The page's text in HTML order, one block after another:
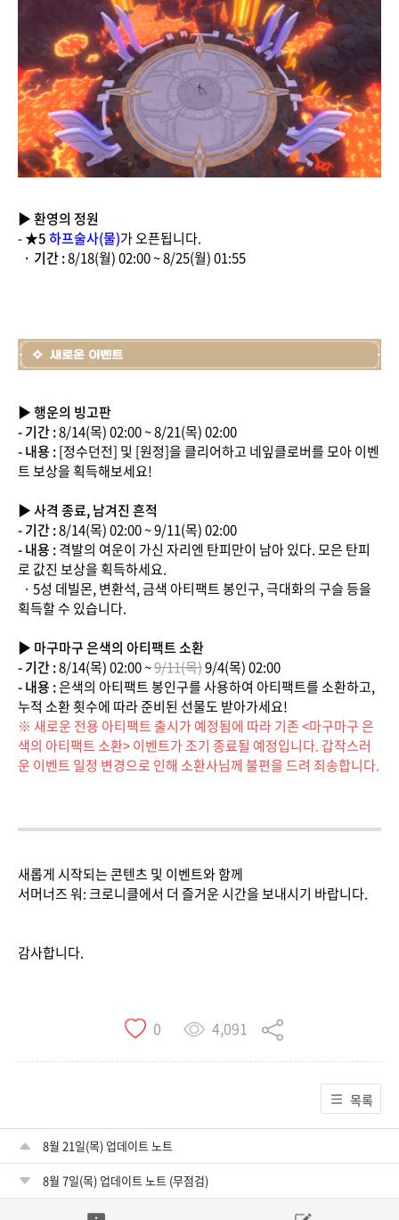
▶ 환영의 정원
-★5하프술사(물)가 오픈됩니다.
· 기간 :8/18(월) 02:00 ~ 8/25(월) 01:55
▶ 행운의 빙고판
- 기간 :8/14(목) 02:00 ~ 8/21(목) 02:00
- 내용 :[정수던전] 및 [원정]을 클리어하고 네잎클로버를 모아 이벤
트 보상을 획득해보세요!
▶ 사격 종료, 남겨진 흔적
- 기간 :8/14(목) 02:00 ~ 9/11(목) 02:00
- 내용 :격발의 여운이 가신 자리엔 탄피만이 남아 있다. 모은 탄피
로 값진 보상을 획득하세요.
· 5성 데빌몬, 변환석, 금색 아티팩트 봉인구, 극대화의 구슬 등을
획득할 수 있습니다.
▶ 마구마구 은색의 아티팩트 소환
- 기간 :8/14(목) 02:00 ~9/11(목)9/4(목) 02:00
- 내용 :은색의 아티팩트 봉인구를 사용하여 아티팩트를 소환하고,
누적 소환 횟수에 따라 준비된 선물도 받아가세요!
※ 새로운 전용 아티팩트 출시가 예정됨에 따라 기존 <마구마구 은
색의 아티팩트 소환> 이벤트가 조기 종료될 예정입니다. 갑작스러
운 이벤트 일정 변경으로 인해 소환사님께 불편을 드려 죄송합니다.
새롭게 시작되는 콘텐츠 및 이벤트와 함께
서머너즈 워: 크로니클에서 더 즐거운 시간을 보내시기 바랍니다.
감사합니다.
0 4,091
목록
8월 21일(목) 업데이트 노트
8월 7일(목) 업데이트 노트 (무점검)